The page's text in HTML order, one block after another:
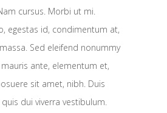
cursus. Morbi ut mi.
egestas id, condimentum at,
Sed eleifend nonummy
ante, elementum et,
sit amet, nibh. Duis
dui viverra vestibulum.